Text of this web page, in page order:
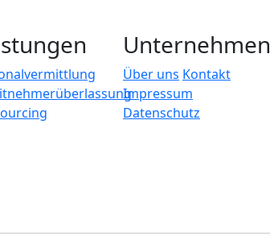
Unternehmen
Über uns Kontakt
Impressum
Datenschutz